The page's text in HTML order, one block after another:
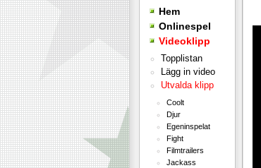
Hem
Onlinespel
Videoklipp
Topplistan
Lägg in video
Utvalda klipp
Coolt
Djur
Egeninspelat
Fight
Filmtrailers
Jackass